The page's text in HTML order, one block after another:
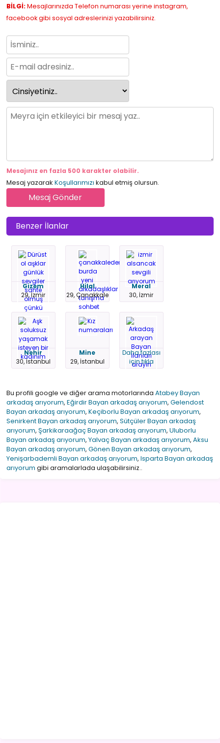
BİLGİ:Mesajlarınızda Telefon numarası yerine instagram,
facebook gibi sosyal adreslerinizi yazabilirsiniz.
Mesajınız en fazla 500 karakter olabilir.
Mesaj yazarak Koşullarımızı kabul etmiş olursun.
Benzer İlanlar
Gizem
29, İzmir
Hilal
29, Çanakkale
Meral
30, İzmir
Nehir
30, İstanbul
Mine
29, İstanbul
Daha fazlası
için tıkla
Bu profili google ve diğer arama motorlarında Atabey Bayan
arkadaş arıyorum, Eğirdir Bayan arkadaş arıyorum, Gelendost
Bayan arkadaş arıyorum, Keçiborlu Bayan arkadaş arıyorum,
Senirkent Bayan arkadaş arıyorum, Sütçüler Bayan arkadaş
arıyorum, Şarkikaraağaç Bayan arkadaş arıyorum, Uluborlu
Bayan arkadaş arıyorum, Yalvaç Bayan arkadaş arıyorum, Aksu
Bayan arkadaş arıyorum, Gönen Bayan arkadaş arıyorum,
Yenişarbademli Bayan arkadaş arıyorum, Isparta Bayan arkadaş
arıyorum gibi aramalarlada ulaşabilirsiniz..